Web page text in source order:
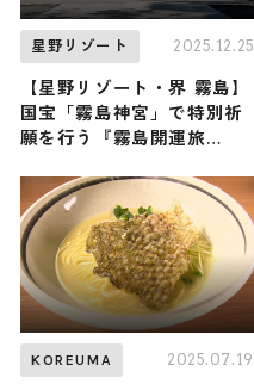
星野リゾート 2025.12.25
【星野リゾート・界 霧島】
国宝「霧島神宮」で特別祈
願を行う『霧島開運旅
「九面」の拝観、清めの温
泉など開運アクションが満
載
KOREUMA 2025.07.19